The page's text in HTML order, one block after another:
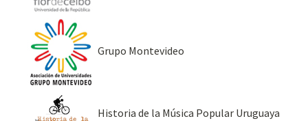
Grupo Montevideo
Historia de la Música Popular Uruguaya